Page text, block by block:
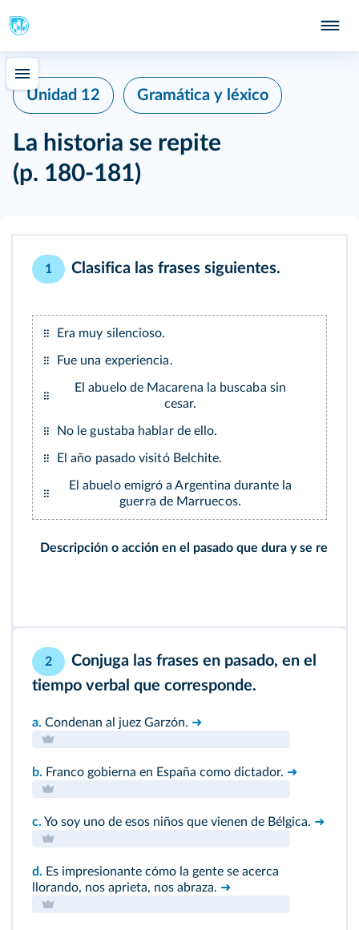
Unidad 12 Gramática y léxico
La historia se repite
(p. 180-181)
1 Clasifica las frases siguientes.
Era muy silencioso.
Fue una experiencia.
El abuelo de Macarena la buscaba sin
cesar.
No le gustaba hablar de ello.
El año pasado visitó Belchite.
El abuelo emigró a Argentina durante la
guerra de Marruecos.
Descripción o acción en el pasado que dura y se repite
2
Conjuga las frases en pasado, en el
tiempo verbal que corresponde.
a. Condenan al juez Garzón. ➜
b. Franco gobierna en España como dictador. ➜
c. Yo soy uno de esos niños que vienen de Bélgica. ➜
d. Es impresionante cómo la gente se acerca
llorando, nos aprieta, nos abraza. ➜